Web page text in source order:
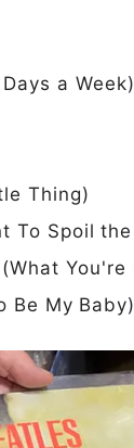
Days a Week)
Thing)
To Spoil
(What You're
Be My Baby)